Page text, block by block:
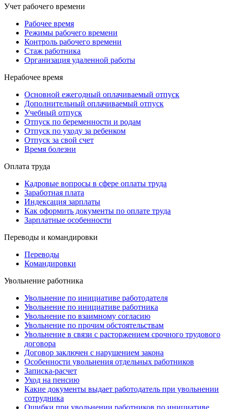
Учет рабочего времени
Рабочее время
Режимы рабочего времени
Контроль рабочего времени
Стаж работника
Организация удаленной работы
Нерабочее время
Основной ежегодный оплачиваемый отпуск
Дополнительный оплачиваемый отпуск
Учебный отпуск
Отпуск по беременности и родам
Отпуск по уходу за ребенком
Отпуск за свой счет
Время болезни
Оплата труда
Кадровые вопросы в сфере оплаты труда
Заработная плата
Индексация зарплаты
Как оформить документы по оплате труда
Зарплатные особенности
Переводы и командировки
Переводы
Командировки
Увольнение работника
Увольнение по инициативе работодателя
Увольнение по инициативе работника
Увольнение по взаимному согласию
Увольнение по прочим обстоятельствам
Увольнение в связи с расторжением срочного трудового
договора
Договор заключен с нарушением закона
Особенности увольнения отдельных работников
Записка-расчет
Уход на пенсию
Какие документы выдает работодатель при увольнении
сотрудника